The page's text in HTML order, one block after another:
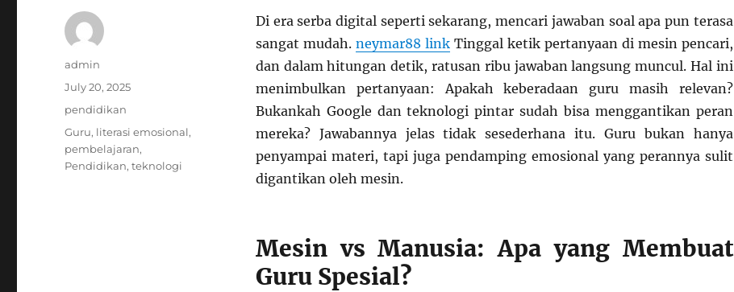
Di era serba digital seperti sekarang, mencari jawaban soal apa pun terasa
sangat mudah. neymar88 linkTinggal ketik pertanyaan di mesin pencari,
dan dalam hitungan detik, ratusan ribu jawaban langsung muncul. Hal ini
menimbulkan pertanyaan: Apakah keberadaan guru masih relevan?
Bukankah Google dan teknologi pintar sudah bisa menggantikan peran
mereka? Jawabannya jelas tidak sesederhana itu. Guru bukan hanya
penyampai materi, tapi juga pendamping emosional yang perannya sulit
digantikan oleh mesin.
Mesin vs Manusia: Apa yang Membuat
Guru Spesial?
Author
admin
Posted
July 20, 2025
Categories
pendidikan
Tags
Guru, literasi emosional,
pembelajaran,
Pendidikan,teknologi